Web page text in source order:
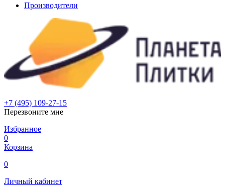
Производители
+7 (495) 109-27-15
Перезвоните мне
Избранное
0
Корзина
0
Личный кабинет